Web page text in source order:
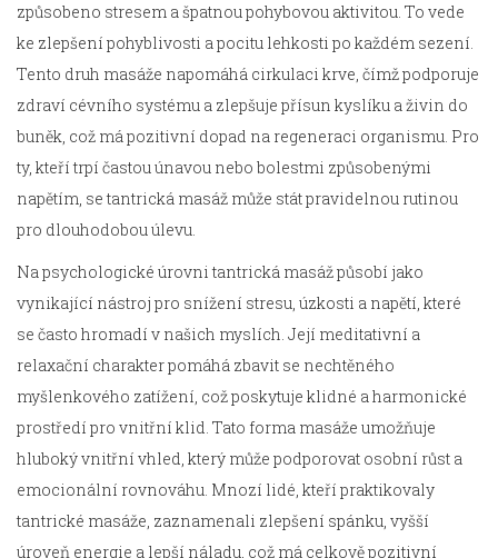
způsobeno stresem a špatnou pohybovou aktivitou. To vede
ke zlepšení pohyblivosti a pocitu lehkosti po každém sezení.
Tento druh masáže napomáhá cirkulaci krve, čímž podporuje
zdraví cévního systému a zlepšuje přísun kyslíku a živin do
buněk, což má pozitivní dopad na regeneraci organismu. Pro
ty, kteří trpí častou únavou nebo bolestmi způsobenými
napětím, se tantrická masáž může stát pravidelnou rutinou
pro dlouhodobou úlevu.
Na psychologické úrovni tantrická masáž působí jako
vynikající nástroj pro snížení stresu, úzkosti a napětí, které
se často hromadí v našich myslích. Její meditativní a
relaxační charakter pomáhá zbavit se nechtěného
myšlenkového zatížení, což poskytuje klidné a harmonické
prostředí pro vnitřní klid. Tato forma masáže umožňuje
hluboký vnitřní vhled, který může podporovat osobní růst a
emocionální rovnováhu. Mnozí lidé, kteří praktikovaly
tantrické masáže, zaznamenali zlepšení spánku, vyšší
úroveň energie a lepší náladu, což má celkově pozitivní